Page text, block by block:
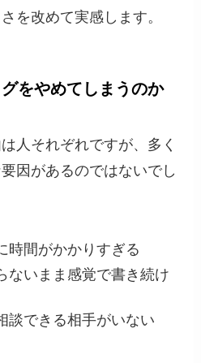
を改めて実感します。
をやめてしまうのか
人それぞれですが、多く
因があるのではないでし
時間がかかりすぎる
ないまま感覚で書き続け
談できる相手がいない